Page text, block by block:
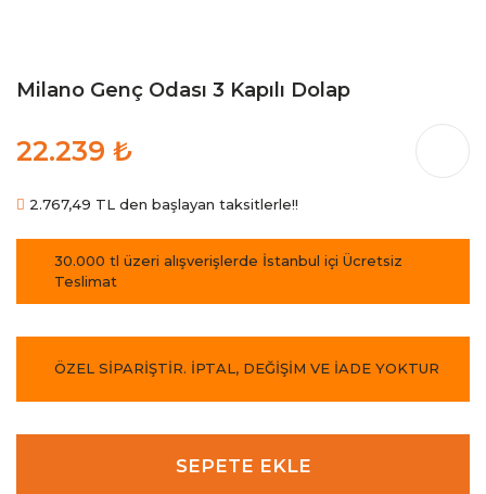
Milano Genç Odası 3 Kapılı Dolap
22.239 ₺
2.767,49 TL den başlayan taksitlerle!!
30.000 tl üzeri alışverişlerde İstanbul içi Ücretsiz
Teslimat
ÖZEL SİPARİŞTİR. İPTAL, DEĞİŞİM VE İADE YOKTUR
SEPETE EKLE